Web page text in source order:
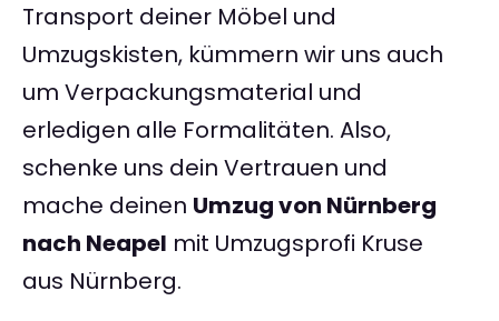
Transport deiner Möbel und
Umzugskisten, kümmern wir uns auch
um Verpackungsmaterial und
erledigen alle Formalitäten. Also,
schenke uns dein Vertrauen und
mache deinen Umzug von Nürnberg
nach Neapel mit Umzugsprofi Kruse
aus Nürnberg.